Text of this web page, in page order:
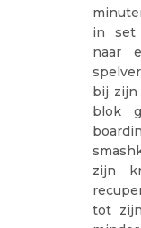
in set
naar
bij zijn
blok
zijn
tot